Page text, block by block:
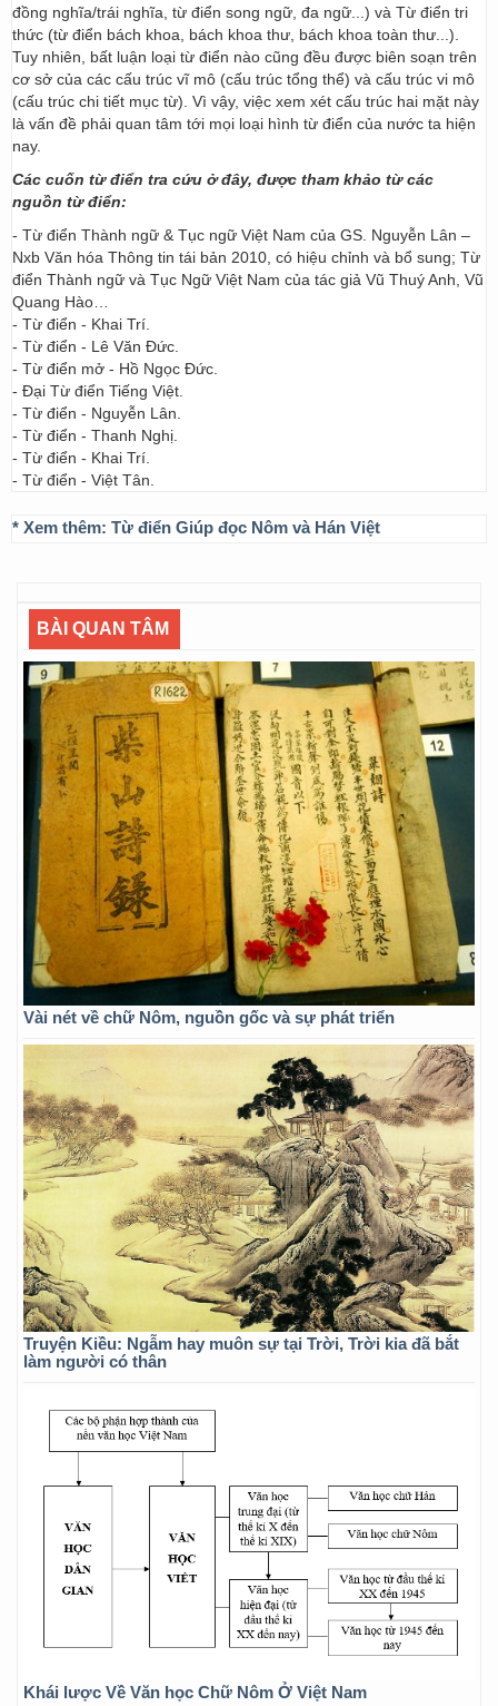
đồng nghĩa/trái nghĩa, từ điển song ngữ, đa ngữ...) và Từ điển tri
thức (từ điển bách khoa, bách khoa thư, bách khoa toàn thư...).
Tuy nhiên, bất luận loại từ điển nào cũng đều được biên soạn trên
cơ sở của các cấu trúc vĩ mô (cấu trúc tổng thể) và cấu trúc vi mô
(cấu trúc chi tiết mục từ). Vì vậy, việc xem xét cấu trúc hai mặt này
là vấn đề phải quan tâm tới mọi loại hình từ điển của nước ta hiện
nay.
Các cuốn từ điển tra cứu ở đây, được tham khảo từ các
nguồn từ điển:
- Từ điển Thành ngữ & Tục ngữ Việt Nam của GS. Nguyễn Lân –
Nxb Văn hóa Thông tin tái bản 2010, có hiệu chỉnh và bổ sung; Từ
điển Thành ngữ và Tục Ngữ Việt Nam của tác giả Vũ Thuý Anh, Vũ
Quang Hào…
- Từ điển - Khai Trí.
- Từ điển - Lê Văn Đức.
- Từ điển mở - Hồ Ngọc Đức.
- Đại Từ điển Tiếng Việt.
- Từ điển - Nguyễn Lân.
- Từ điển - Thanh Nghị.
- Từ điển - Khai Trí.
- Từ điển - Việt Tân.
* Xem thêm: Từ điển Giúp đọc Nôm và Hán Việt
BÀI QUAN TÂM
Vài nét về chữ Nôm, nguồn gốc và sự phát triển
Truyện Kiều: Ngẫm hay muôn sự tại Trời, Trời kia đã bắt
làm người có thân
Khái lược Về Văn học Chữ Nôm Ở Việt Nam